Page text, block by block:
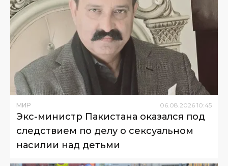
МИР 06.08.2026 10:45
Экс-министр Пакистана оказался под
следствием по делу о сексуальном
насилии над детьми